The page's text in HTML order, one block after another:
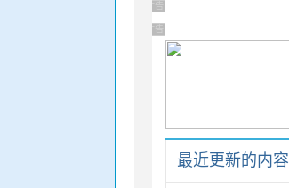
广告 商业广告，理性选择
广告 商业广告，理性选择
最近更新的内容